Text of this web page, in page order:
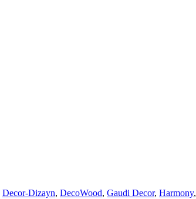
Decor-Dizayn, DecoWood, Gaudi Decor, Harmony,